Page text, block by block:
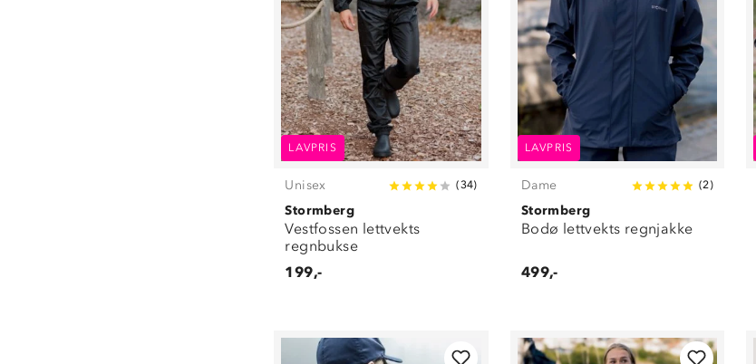
LAVPRIS
Unisex (34)
Stormberg
Vestfossen lettvekts
regnbukse
199,-
LAVPRIS
Dame (2)
Stormberg
Bodø lettvekts regnjakke
499,-